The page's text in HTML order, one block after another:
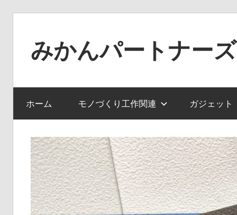
みかんパートナーズ
ー
ジ
ャ
ン
ル
で
役
に
立
ホーム モノづくり工作関連 ガジェット